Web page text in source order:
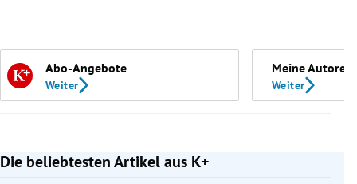
Abo-Angebote
Weiter
Meine Autoren
Weiter
Die beliebtesten Artikel aus K+
Slide 1 von 7